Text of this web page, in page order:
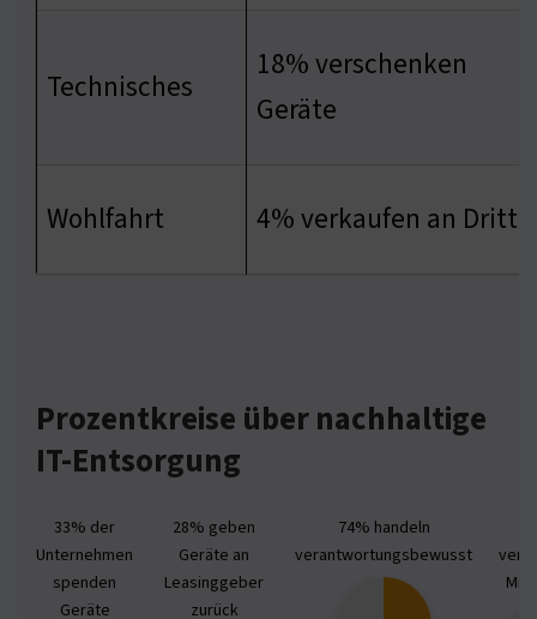
Technisches
18% verschenken
Geräte
Wohlfahrt 4% verkaufen an Dritte
Prozentkreise über nachhaltige
IT-Entsorgung
33% der
Unternehmen
spenden
Geräte
28% geben
Geräte an
Leasinggeber
zurück
74% handeln
verantwortungsbewusst